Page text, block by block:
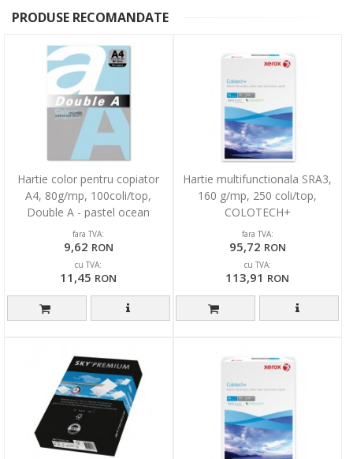
PRODUSE RECOMANDATE
Hartie color pentru copiator
A4, 80g/mp, 100coli/top,
Double A - pastel ocean
fara TVA:
9,62 RON
cu TVA:
11,45 RON
Hartie multifunctionala SRA3,
160 g/mp, 250 coli/top,
COLOTECH+
fara TVA:
95,72 RON
cu TVA:
113,91 RON